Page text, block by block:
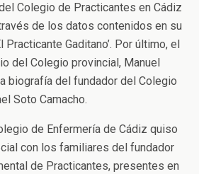
Colegio de Practicantes en Cádiz
de los datos contenidos en su
Gaditano’. Por último, el
del Colegio provincial, Manuel
biografía del fundador del Colegio
Soto Camacho.
de Enfermería de Cádiz quiso
con los familiares del fundador
de Practicantes, presentes en